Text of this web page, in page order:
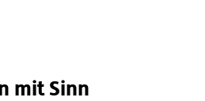
mit Sinn